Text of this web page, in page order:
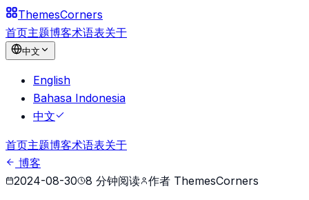
ThemesCorners
首页主题博客术语表关于
中文
English
Bahasa Indonesia
中文
首页主题博客术语表关于
博客
2024-08-30
8 分钟阅读 作者 ThemesCorners